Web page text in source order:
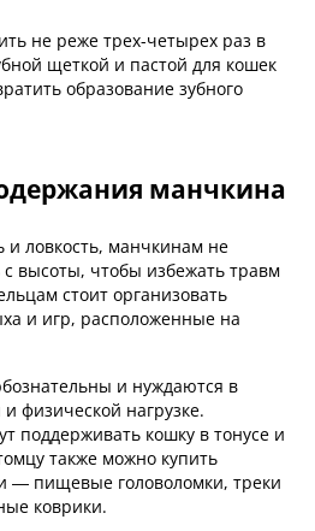
не реже трех-четырех раз в
щеткой и пастой для кошек
образование зубного
манчкина
и ловкость, манчкинам не
с высоты, чтобы избежать травм
стоит организовать
и игр, расположенные на
и нуждаются в
физической нагрузке.
поддерживать кошку в тонусе и
также можно купить
— пищевые головоломки, треки
коврики.